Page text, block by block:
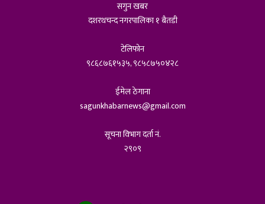
सगुन खबर
दशरथचन्द नगरपालिका १ बैतडी
टेलिफोन
९८६८७६१५३५, ९८५८७५०४२८
ईमेल ठेगाना
sagunkhabarnews@gmail.com
सूचना विभाग दर्ता नं.
२९०९